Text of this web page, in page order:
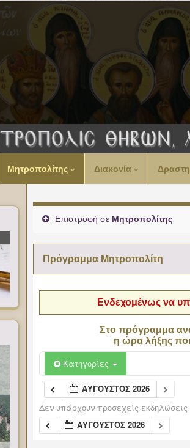
Μητροπολίτης Διακονία
Επιστροφή σε Μητροπολίτης
Πρόγραμμα Μητροπολίτη
Ενδεχομένως να
Στο πρόγραμμα
η ώρα λήξης
Κατηγορίες
ΑΎΓΟΥΣΤΟΣ 2026
Δεν υπάρχουν προσεχείς
ΑΎΓΟΥΣΤΟΣ 2026